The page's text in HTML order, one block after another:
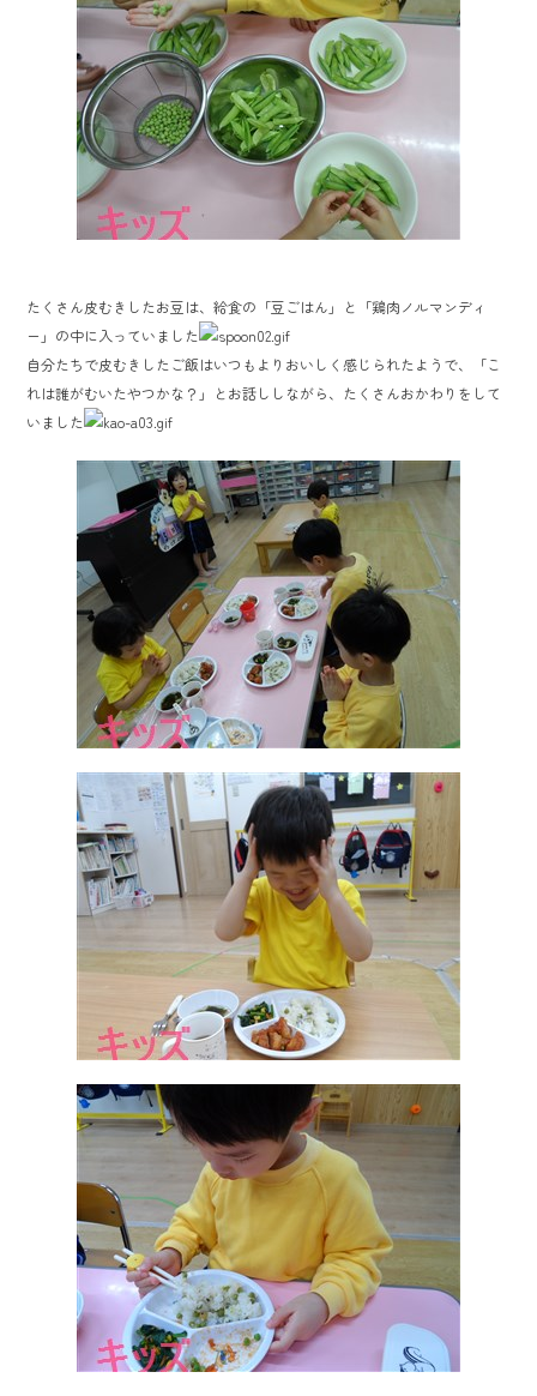
たくさん皮むきしたお豆は、給食の「豆ごはん」と「鶏肉ノルマンディ
ー」の中に入っていました
自分たちで皮むきしたご飯はいつもよりおいしく感じられたようで、「こ
れは誰がむいたやつかな？」とお話ししながら、たくさんおかわりをして
いました